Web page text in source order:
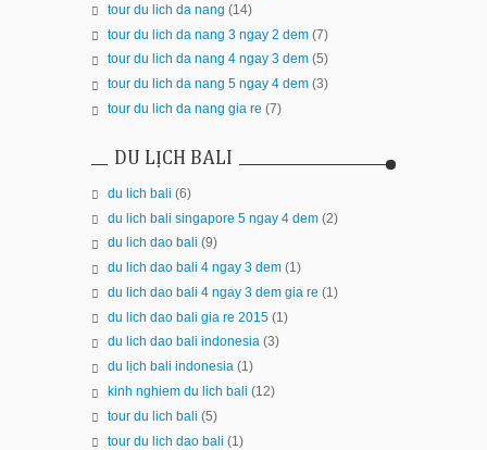
tour du lich da nang (14)
tour du lich da nang 3 ngay 2 dem (7)
tour du lich da nang 4 ngay 3 dem (5)
tour du lich da nang 5 ngay 4 dem (3)
tour du lich da nang gia re (7)
DU LỊCH BALI
du lich bali (6)
du lich bali singapore 5 ngay 4 dem (2)
du lich dao bali (9)
du lich dao bali 4 ngay 3 dem (1)
du lich dao bali 4 ngay 3 dem gia re (1)
du lich dao bali gia re 2015 (1)
du lich dao bali indonesia (3)
du lịch bali indonesia (1)
kinh nghiem du lich bali (12)
tour du lich bali (5)
tour du lich dao bali (1)